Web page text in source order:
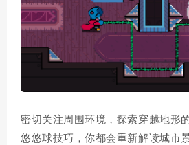
密切关注周围环境，探索穿越地形
悠悠球技巧，你都会重新解读城市